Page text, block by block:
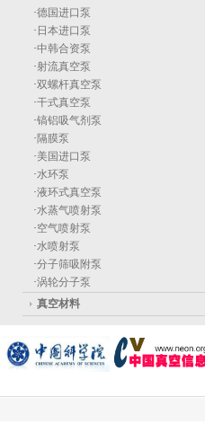
·德国进口泵
· 日本进口泵
·中韩合资泵
·射流真空泵
·双螺杆真空泵
·干式真空泵
·镐铝吸气剂泵
· 隔膜泵
·美国进口泵
·水环泵
·液环式真空泵
·水蒸气喷射泵
·空气喷射泵
·水喷射泵
·分子筛吸附泵
·涡轮分子泵
真空材料